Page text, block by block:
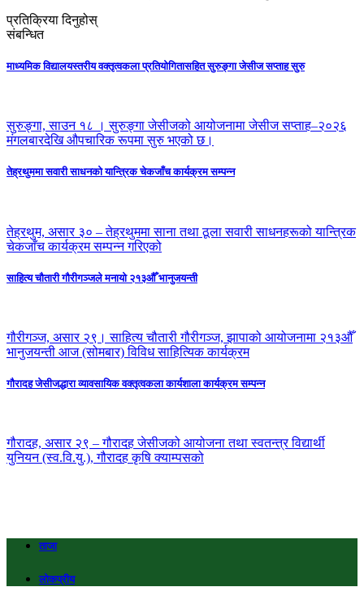
प्रतिक्रिया दिनुहोस्
संबन्धित
माध्यमिक विद्यालयस्तरीय वक्तृत्वकला प्रतियोगितासहित सुरुङ्गा जेसीज सप्ताह सुरु
सुरुङ्गा, साउन १८ । सुरुङ्गा जेसीजको आयोजनामा जेसीज सप्ताह–२०२६
मंगलबारदेखि औपचारिक रूपमा सुरु भएको छ।
तेह्रथुममा सवारी साधनको यान्त्रिक चेकजाँच कार्यक्रम सम्पन्न
तेह्रथुम, असार ३० – तेह्रथुममा साना तथा ठूला सवारी साधनहरूको यान्त्रिक
चेकजाँच कार्यक्रम सम्पन्न गरिएको
साहित्य चौतारी गौरीगञ्जले मनायो २१३औँ भानुजयन्ती
गौरीगञ्ज, असार २९। साहित्य चौतारी गौरीगञ्ज, झापाको आयोजनामा २१३औँ
भानुजयन्ती आज (सोमबार) विविध साहित्यिक कार्यक्रम
गौरादह जेसीजद्धारा व्यावसायिक वक्तृत्वकला कार्यशाला कार्यक्रम सम्पन्न
गौरादह, असार २९ – गौरादह जेसीजको आयोजना तथा स्वतन्त्र विद्यार्थी
युनियन (स्व.वि.यु.), गौरादह कृषि क्याम्पसको
ताजा
लोकप्रीय